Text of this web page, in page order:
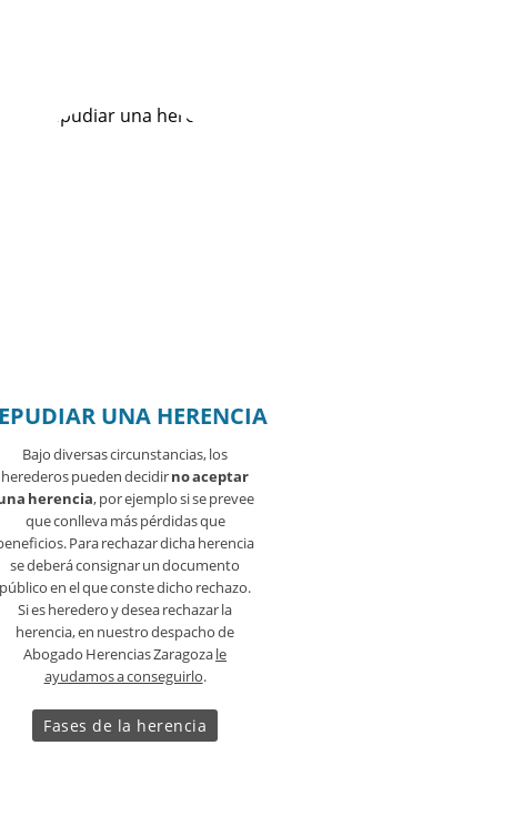
UNA HERENCIA
Bajo diversas circunstancias, los
herederos pueden decidirno aceptar
herencia, por ejemplo si se prevee
que conlleva más pérdidas que
Para rechazar dicha herencia
se deberá consignar un documento
público en el que conste dicho rechazo.
Si es heredero y desea rechazar la
herencia, en nuestro despacho de
Abogado Herencias Zaragozale
ayudamos a conseguirlo.
Fases de la herencia